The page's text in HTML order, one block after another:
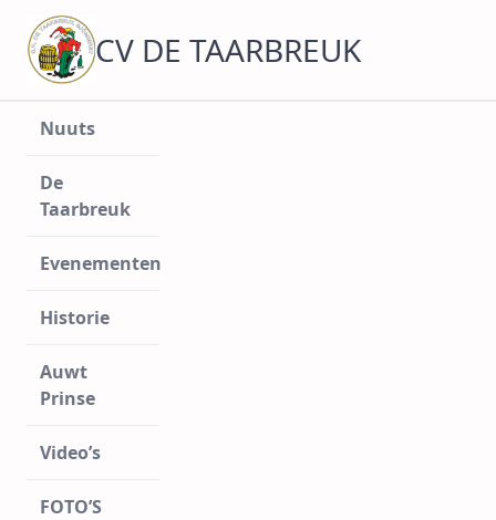
naar
inhoud
CV DE TAARBREUK
Nuuts
De
Taarbreuk
Evenementen
Historie
Auwt
Prinse
Video’s
FOTO’S